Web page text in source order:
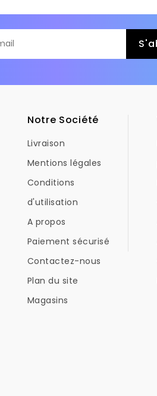
Notre Société
Livraison
Mentions légales
Conditions
d'utilisation
A propos
Paiement sécurisé
Contactez-nous
Plan du site
Magasins